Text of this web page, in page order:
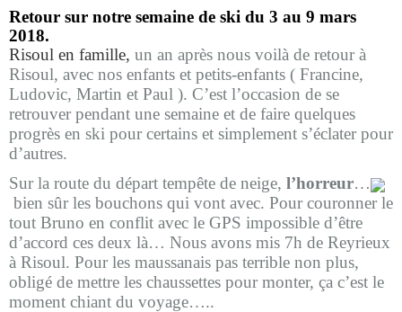
Retour sur notre semaine de ski du 3 au 9 mars
2018.
Risoul en famille, un an après nous voilà de retour à
Risoul, avec nos enfants et petits-enfants ( Francine,
Ludovic, Martin et Paul ). C’est l’occasion de se
retrouver pendant une semaine et de faire quelques
progrès en ski pour certains et simplement s’éclater pour
d’autres.
Sur la route du départ tempête de neige, l’horreur…
bien sûr les bouchons qui vont avec. Pour couronner le
tout Bruno en conflit avec le GPS impossible d’être
d’accord ces deux là… Nous avons mis 7h de Reyrieux
à Risoul. Pour les maussanais pas terrible non plus,
obligé de mettre les chaussettes pour monter, ça c’est le
moment chiant du voyage…..